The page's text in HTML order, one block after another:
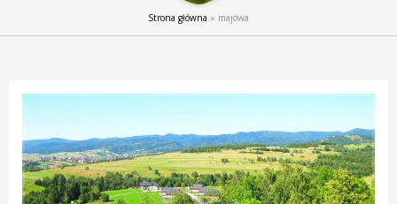
Strona główna » majówa